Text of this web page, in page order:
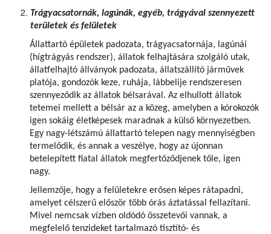
Trágyacsatornák, lagúnák, egyéb, trágyával szennyezett
területek és felületek
Állattartó épületek padozata, trágyacsatornája, lagúnái
(hígtrágyás rendszer), állatok felhajtására szolgáló utak,
állatfelhajtó állványok padozata, állatszállító járművek
platója, gondozók keze, ruhája, lábbelije rendszeresen
szennyeződik az állatok bélsarával. Az elhullott állatok
tetemei mellett a bélsár az a közeg, amelyben a kórokozók
igen sokáig életképesek maradnak a külső környezetben.
Egy nagy-létszámú állattartó telepen nagy mennyiségben
termelődik, és annak a veszélye, hogy az újonnan
betelepített fiatal állatok megfertőződjenek tőle, igen
nagy.
Jellemzője, hogy a felületekre erősen képes rátapadni,
amelyet célszerű először több órás áztatással fellazítani.
Mivel nemcsak vízben oldódó összetevői vannak, a
megfelelő tenzideket tartalmazó tisztító- és